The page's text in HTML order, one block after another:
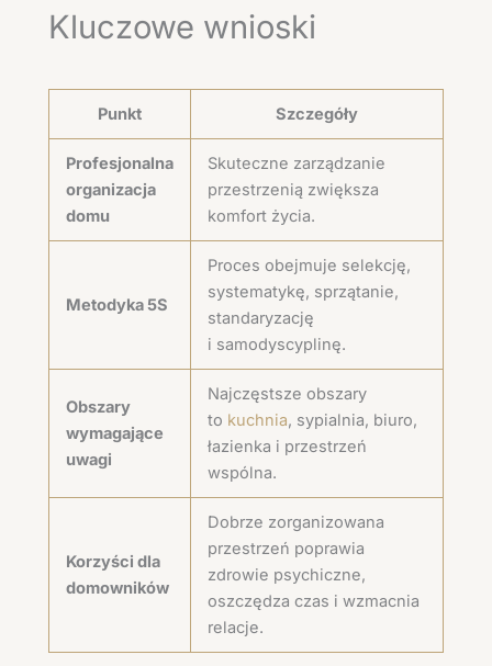
Kluczowe wnioski
Punkt Szczegóły
Profesjonalna
organizacja
domu
Skuteczne zarządzanie
przestrzenią zwiększa
komfort życia.
Metodyka 5S
Proces obejmuje selekcję,
systematykę, sprzątanie,
standaryzację
i samodyscyplinę.
Obszary
wymagające
uwagi
Najczęstsze obszary
to kuchnia, sypialnia, biuro,
łazienka i przestrzeń
wspólna.
Korzyści dla
domowników
Dobrze zorganizowana
przestrzeń poprawia
zdrowie psychiczne,
oszczędza czas i wzmacnia
relacje.